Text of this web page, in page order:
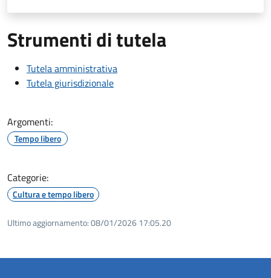
Strumenti di tutela
Tutela amministrativa
Tutela giurisdizionale
Argomenti:
Tempo libero
Categorie:
Cultura e tempo libero
Ultimo aggiornamento:08/01/2026 17:05.20